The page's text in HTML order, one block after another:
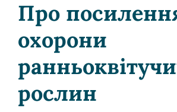
Про
охорони
рослин